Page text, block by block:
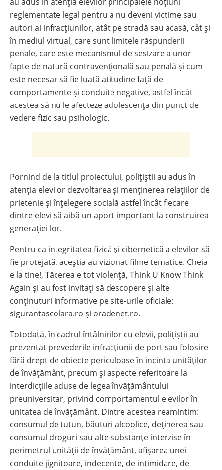
reglementate legal pentru a nu deveni victime sau
autori ai infracțiunilor, atât pe stradă sau acasă, cât și
în mediul virtual, care sunt limitele răspunderii
penale, care este mecanismul de sesizare a unor
fapte de natură contravențională sau penală și cum
este necesar să fie luată atitudine față de
comportamente și conduite negative, astfel încât
acestea să nu le afecteze adolescența din punct de
vedere fizic sau psihologic.
Pornind de la titlul proiectului, polițiștii au adus în
atenția elevilor dezvoltarea și menținerea relațiilor de
prietenie și înțelegere socială astfel încât fiecare
dintre elevi să aibă un aport important la construirea
generației lor.
Pentru ca integritatea fizică și cibernetică a elevilor să
fie protejată, aceștia au vizionat filme tematice: Cheia
e la tine!, Tăcerea e tot violență, Think U Know Think
Again și au fost invitați să descopere și alte
conținuturi informative pe site-urile oficiale:
sigurantascolara.ro și oradenet.ro.
Totodată, în cadrul întâlnirilor cu elevii, polițiștii au
prezentat prevederile infracțiunii de port sau folosire
fără drept de obiecte periculoase în incinta unităților
de învățământ, precum și aspecte referitoare la
interdicțiile aduse de legea învățământului
preuniversitar, privind comportamentul elevilor în
unitatea de învățământ. Dintre acestea reamintim:
consumul de tutun, băuturi alcoolice, deţinerea sau
consumul droguri sau alte substanțe interzise în
perimetrul unităţii de învăţământ, afișarea unei
conduite jignitoare, indecente, de intimidare, de